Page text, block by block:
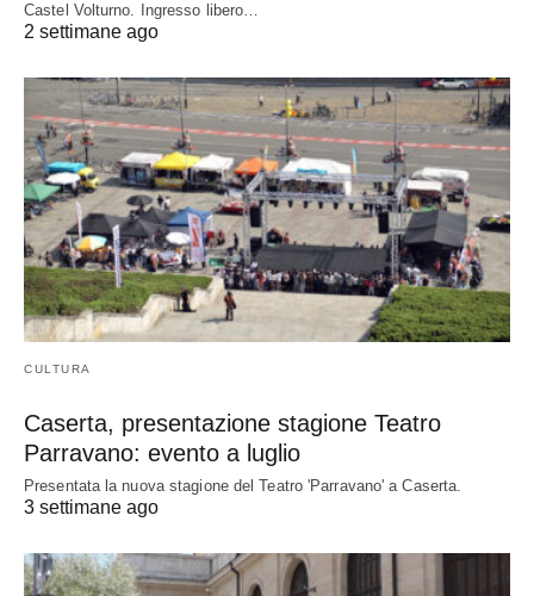
Castel Volturno. Ingresso libero…
2 settimane ago
CULTURA
Caserta, presentazione stagione Teatro
Parravano: evento a luglio
Presentata la nuova stagione del Teatro 'Parravano' a Caserta.
3 settimane ago